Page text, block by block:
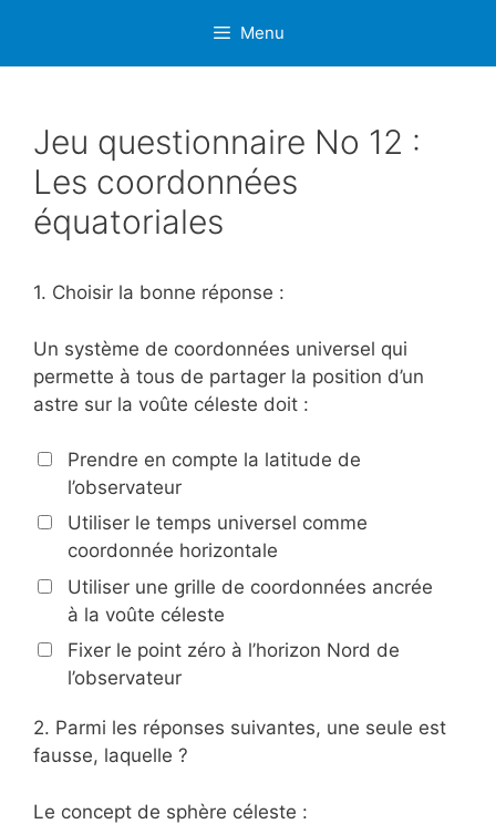
contenu
Menu
Jeu questionnaire No 12 :
Les coordonnées
équatoriales
1. Choisir la bonne réponse :
Un système de coordonnées universel qui
permette à tous de partager la position d’un
astre sur la voûte céleste doit :
Prendre en compte la latitude de
l’observateur
Utiliser le temps universel comme
coordonnée horizontale
Utiliser une grille de coordonnées ancrée
à la voûte céleste
Fixer le point zéro à l’horizon Nord de
l’observateur
2. Parmi les réponses suivantes, une seule est
fausse, laquelle ?
Le concept de sphère céleste :